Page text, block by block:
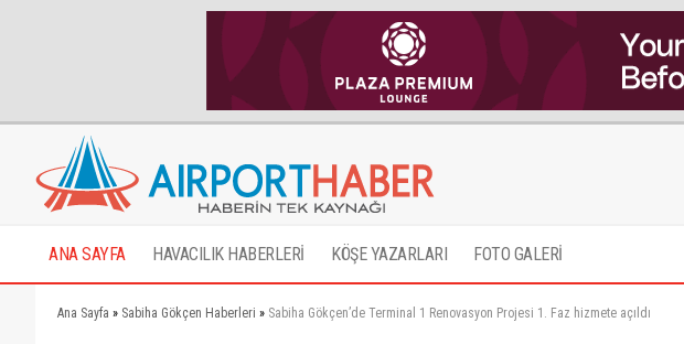
ANA SAYFA HAVACILIK HABERLERİ KÖŞE YAZARLARI FOTO GALERİ
Ana Sayfa » Sabiha Gökçen Haberleri » Sabiha Gökçen’de Terminal 1 Renovasyon Projesi 1. Faz hizmete açıldı